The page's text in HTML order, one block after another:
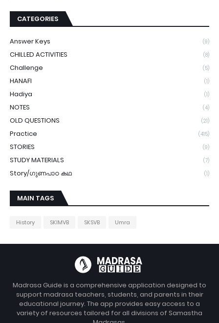
CATEGORIES
Answer Keys (9)
CHILLED ACTIVITIES (8)
Challenge (5)
HANAFI (1)
Hadiya (1)
NOTES (4)
OLD QUESTIONS (21)
Practice (415)
STORIES (9)
STUDY MATERIALS (7)
Story/ഗുണപാഠ കഥ (1)
MAIN TAGS
History SKIMVB SKSVB Umra
Madrasa Guide is a comprehensive application designed to
support madrasa teachers, students, and parents in their
educational journey. The app provides easy access to a
variety of resources tailored for all divisions of Samastha